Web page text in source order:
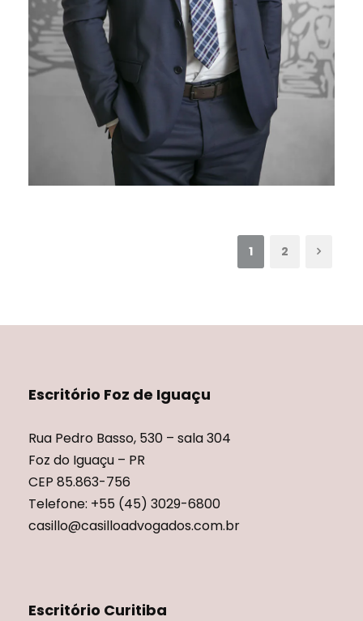
1 2
Escritório Foz de Iguaçu
Rua Pedro Basso, 530 – sala 304
Foz do Iguaçu – PR
CEP 85.863-756
Telefone: +55 (45) 3029-6800
casillo@casilloadvogados.com.br
Escritório Curitiba